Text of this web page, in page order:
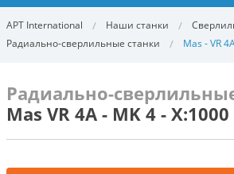
APT International Наши станки
Радиально-сверлильные станки
Mas - VR
Радиально-
Mas VR 4A - MK 4 -